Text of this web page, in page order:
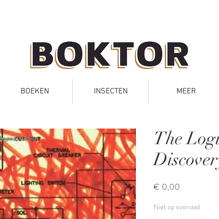
BOEKEN INSECTEN MEER
The
€ 0,00
Niet op voorraad